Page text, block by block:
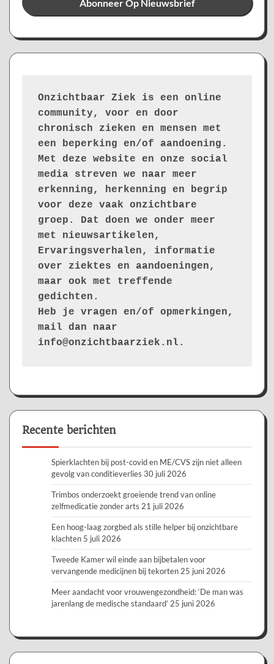
Onzichtbaar Ziek is een online
community, voor en door
chronisch zieken en mensen met
een beperking en/of aandoening.
Met deze website en onze social
media streven we naar meer
erkenning, herkenning en begrip
voor deze vaak onzichtbare
groep. Dat doen we onder meer
met nieuwsartikelen,
Ervaringsverhalen, informatie
over ziektes en aandoeningen,
maar ook met treffende
gedichten.
Heb je vragen en/of opmerkingen,
mail dan naar
info@onzichtbaarziek.nl.
Recente berichten
Spierklachten bij post-covid en ME/CVS zijn niet alleen
gevolg van conditieverlies 30 juli 2026
Trimbos onderzoekt groeiende trend van online
zelfmedicatie zonder arts 21 juli 2026
Een hoog-laag zorgbed als stille helper bij onzichtbare
klachten 5 juli 2026
Tweede Kamer wil einde aan bijbetalen voor
vervangende medicijnen bij tekorten 25 juni 2026
Meer aandacht voor vrouwengezondheid: ‘De man was
jarenlang de medische standaard’ 25 juni 2026